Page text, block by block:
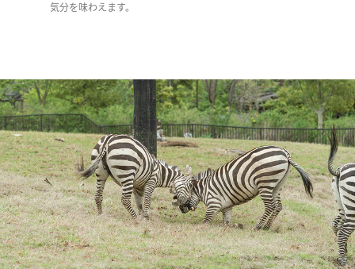
気分を味わえます。